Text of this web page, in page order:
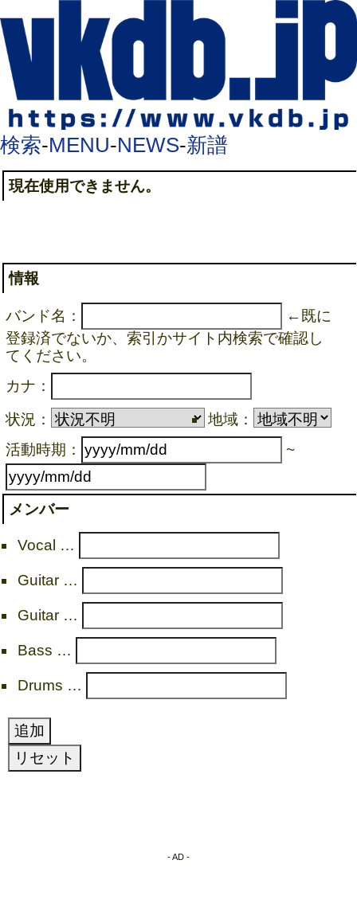
検索-MENU-NEWS-新譜
現在使用できません。
情報
バンド名：
←既に
登録済でないか、索引かサイト内検索で確認し
てください。
カナ：
状況：
地域：
活動時期：
~
メンバー
Vocal …
Guitar …
Guitar …
Bass …
Drums …
- AD -